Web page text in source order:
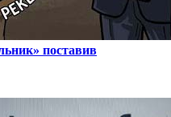
поставив